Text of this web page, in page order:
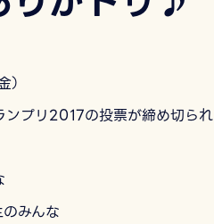
ンプリ2017の投票が締め切ら
みんな